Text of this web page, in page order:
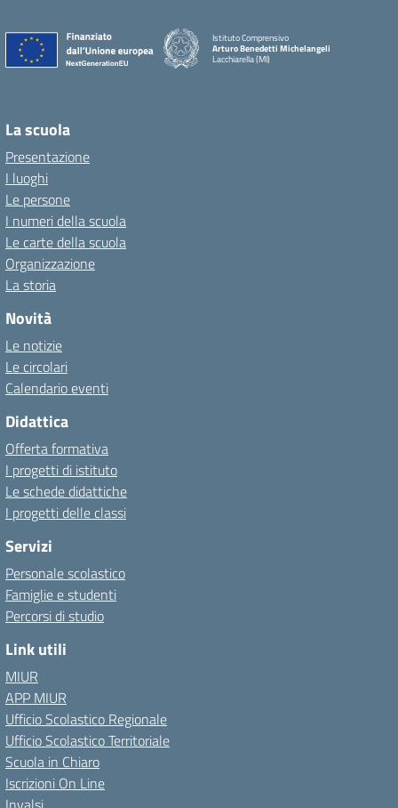
Istituto Comprensivo
Arturo Benedetti Michelangeli
Lacchiarella (MI)
La scuola
Presentazione
I luoghi
Le persone
I numeri della scuola
Le carte della scuola
Organizzazione
La storia
Novità
Le notizie
Le circolari
Calendario eventi
Didattica
Offerta formativa
I progetti di istituto
Le schede didattiche
I progetti delle classi
Servizi
Personale scolastico
Famiglie e studenti
Percorsi di studio
Link utili
MIUR
APP MIUR
Ufficio Scolastico Regionale
Ufficio Scolastico Territoriale
Scuola in Chiaro
Iscrizioni On Line